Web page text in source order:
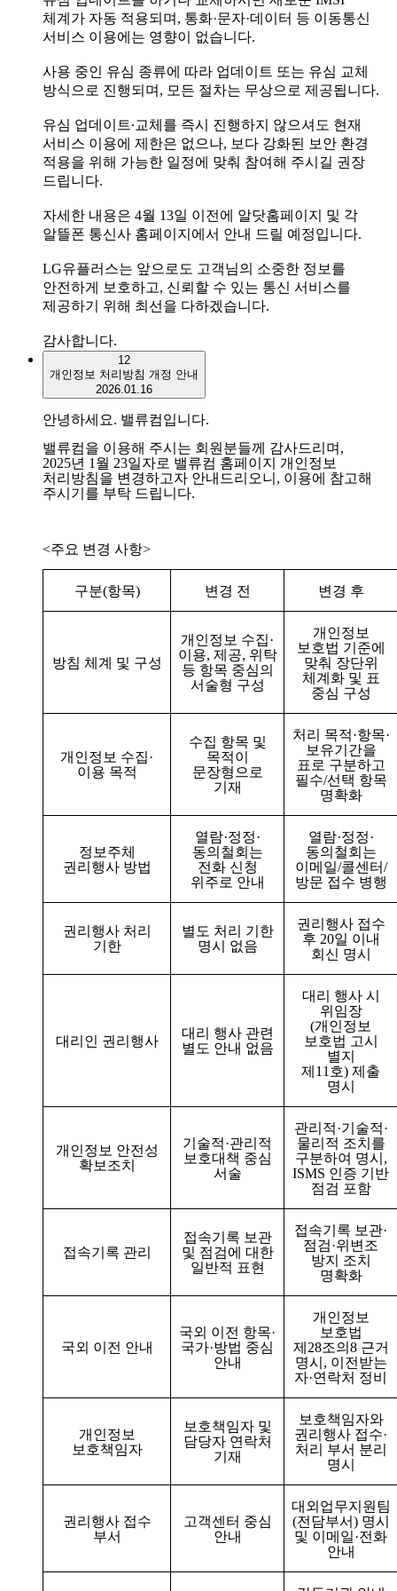
체계가 자동 적용되며,​ 통화·문자·데이터 등 이동통신
서비스 이용에는 영향이 없습니다.
사용 중인 유심 종류에 따라 업데이트 또는 유심 교체
방식으로 진행되며,​ 모든 절차는 무상으로 제공됩니다.​
유심 업데이트∙교체를 즉시 진행하지 않으셔도 현재
서비스 이용에 제한은 없으나, 보다 강화된 보안 환경
적용을 위해 가능한 일정에 맞춰 참여해 주시길 권장
드립니다.​
자세한 내용은 4월 13일 이전에 ​알닷홈페이지 및 각
알뜰폰 통신사 홈페이지에서 안내 드릴 예정입니다. ​
​LG유플러스는 앞으로도 고객님의 소중한 정보를
안전하게 보호하고,​ 신뢰할 수 있는 통신 서비스를
제공하기 위해 최선을 다하겠습니다.​
감사합니다.​
12
개인정보 처리방침 개정 안내
2026.01.16
안녕하세요. 밸류컴입니다.
밸류컴을 이용해 주시는 회원분들께 감사드리며 ,
2025년 1 월 23일자로 밸류컴 홈페이지 개인정보
처리방침을 변경하고자 안내드리오니 , 이용에 참고해
주시기를 부탁 드립니다.
<주요 변경 사항>
구분(항목) 변경 전 변경 후
방침 체계 및 구성
개인정보 수집·
이용, 제공, 위탁
등 항목 중심의
서술형 구성
개인정보
보호법 기준에
맞춰 장단위
체계화 및 표
중심 구성
개인정보 수집·
이용 목적
수집 항목 및
목적이
문장형으로
기재
처리 목적·항목·
보유기간을
표로 구분하고
필수/선택 항목
명확화
정보주체
권리행사 방법
열람·정정·
동의철회는
전화 신청
위주로 안내
열람·정정·
동의철회는
이메일/콜센터/
방문 접수 병행
권리행사 처리
기한
별도 처리 기한
명시 없음
권리행사 접수
후 20일 이내
회신 명시
대리인 권리행사
대리 행사 관련
별도 안내 없음
대리 행사 시
위임장
(개인정보
보호법 고시
별지
제 11 호) 제출
명시
개인정보 안전성
확보조치
기술적·관리적
보호대책 중심
서술
관리적·기술적·
물리적 조치를
구분하여 명시 ,
ISMS 인증 기반
점검 포함
접속기록 관리
접속기록 보관
및 점검에 대한
일반적 표현
접속기록 보관·
점검·위변조
방지 조치
명확화
국외 이전 안내
국외 이전 항목·
국가·방법 중심
안내
개인정보
보호법
제 28조의 8 근거
명시 , 이전받는
자·연락처 정비
개인정보
보호책임자
보호책임자 및
담당자 연락처
기재
보호책임자와
권리행사 접수·
처리 부서 분리
명시
권리행사 접수
부서
고객센터 중심
안내
대외업무지원팀
(전담부서) 명시
및 이메일·전화
안내